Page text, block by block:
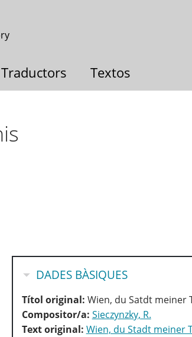
Traductors Textos
HIDE
DADES BÀSIQUES
Títol original: Wien, du Satdt meiner
Compositor/a: Sieczynzky, R.
Text original: Wien, du Stadt meiner